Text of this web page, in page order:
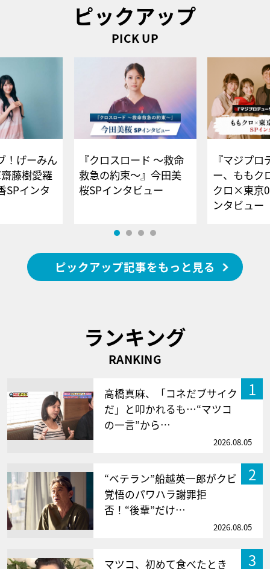
ピックアップ
PICK UP
！げーみん
藤樹愛羅
SPインタ
『クロスロード ～救命
救急の約束～』今田美
桜SPインタビュー
『マジプロ
ー、ももク
クロ×東京
ンタビュー
ピックアップ記事をもっと見る
ランキング
RANKING
1
高橋真麻、「コネだブサイク
だ」と叩かれるも…“マツコ
の一言”から…
2026.08.05
2
“ベテラン”船越英一郎がクビ
覚悟のパワハラ謝罪拒
否！“後輩”だけ…
2026.08.05
3
マツコ、初めて食べたとき